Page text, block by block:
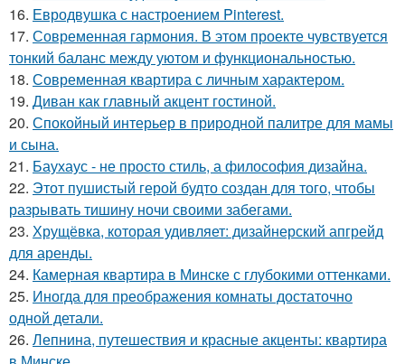
16. Евродвушка с настроением Pinterest.
17. Современная гармония. В этом проекте чувствуется
тонкий баланс между уютом и функциональностью.
18. Современная квартира с личным характером.
19. Диван как главный акцент гостиной.
20. Спокойный интерьер в природной палитре для мамы
и сына.
21. Баухаус - не просто стиль, а философия дизайна.
22. Этот пушистый герой будто создан для того, чтобы
разрывать тишину ночи своими забегами.
23. Хрущёвка, которая удивляет: дизайнерский апгрейд
для аренды.
24. Камерная квартира в Минске с глубокими оттенками.
25. Иногда для преображения комнаты достаточно
одной детали.
26. Лепнина, путешествия и красные акценты: квартира